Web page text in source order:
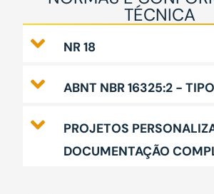
TÉCNICA
NR 18
ABNT NBR 16325:2 -
PROJETOS
DOCUMENTAÇÃO